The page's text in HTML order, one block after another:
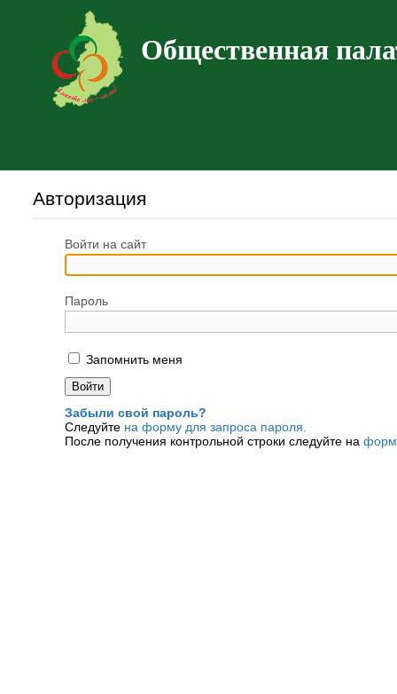
Общественная
Авторизация
Войти на сайт
Пароль
Запомнить меня
Забыли свой пароль?
Следуйте на форму для запроса пароля.
После получения контрольной строки следуйте на